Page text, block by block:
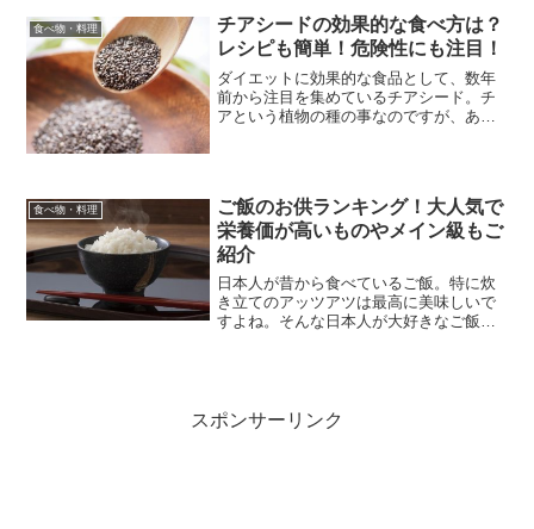
これで失敗することなく美...
食べ物・料理
チアシードの効果的な食べ方は？
レシピも簡単！危険性にも注目！
ダイエットに効果的な食品として、数年
前から注目を集めているチアシード。チ
アという植物の種の事なのですが、あま
食べ物・料理
ご飯のお供ランキング！大人気で
栄養価が高いものやメイン級もご
紹介
日本人が昔から食べているご飯。特に炊
き立てのアッツアツは最高に美味しいで
すよね。そんな日本人が大好きなご飯を
スポンサーリンク